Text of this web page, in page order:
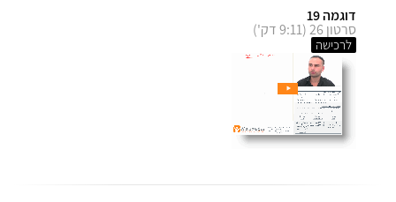
דוגמה 19
סרטון 26 (9:11 דק')
לרכישה